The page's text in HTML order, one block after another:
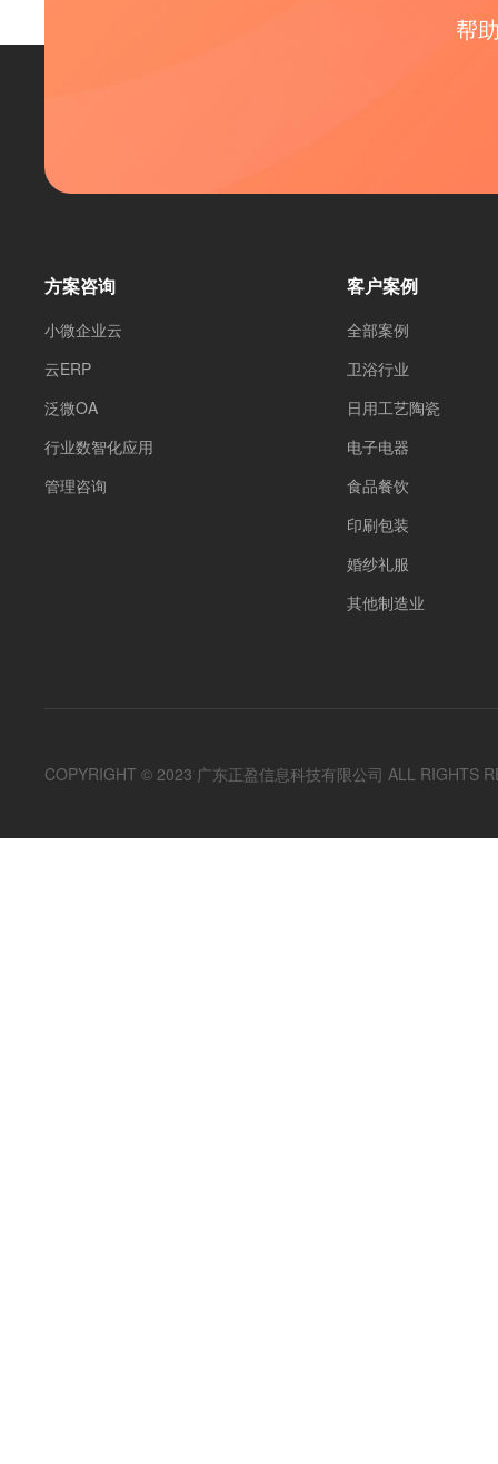
帮
方案咨询
小微企业云
云ERP
泛微OA
行业数智化应用
管理咨询
客户案例
全部案例
卫浴行业
日用工艺陶瓷
电子电器
食品餐饮
印刷包装
婚纱礼服
其他制造业
COPYRIGHT © 2023 广东正盈信息科技有限公司 ALL RIGHTS